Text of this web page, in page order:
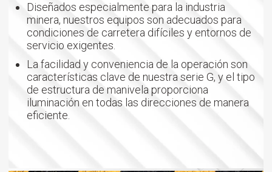
Diseñados especialmente para la industria
minera, nuestros equipos son adecuados para
condiciones de carretera difíciles y entornos de
servicio exigentes.
La facilidad y conveniencia de la operación son
características clave de nuestra serie G, y el tipo
de estructura de manivela proporciona
iluminación en todas las direcciones de manera
eficiente.